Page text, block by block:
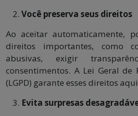
Você preserva seus direitos
Ao aceitar automaticamente,
direitos importantes, como
abusivas, exigir
consentimentos. A Lei Geral de
(LGPD) garante esses direitos
Evita surpresas